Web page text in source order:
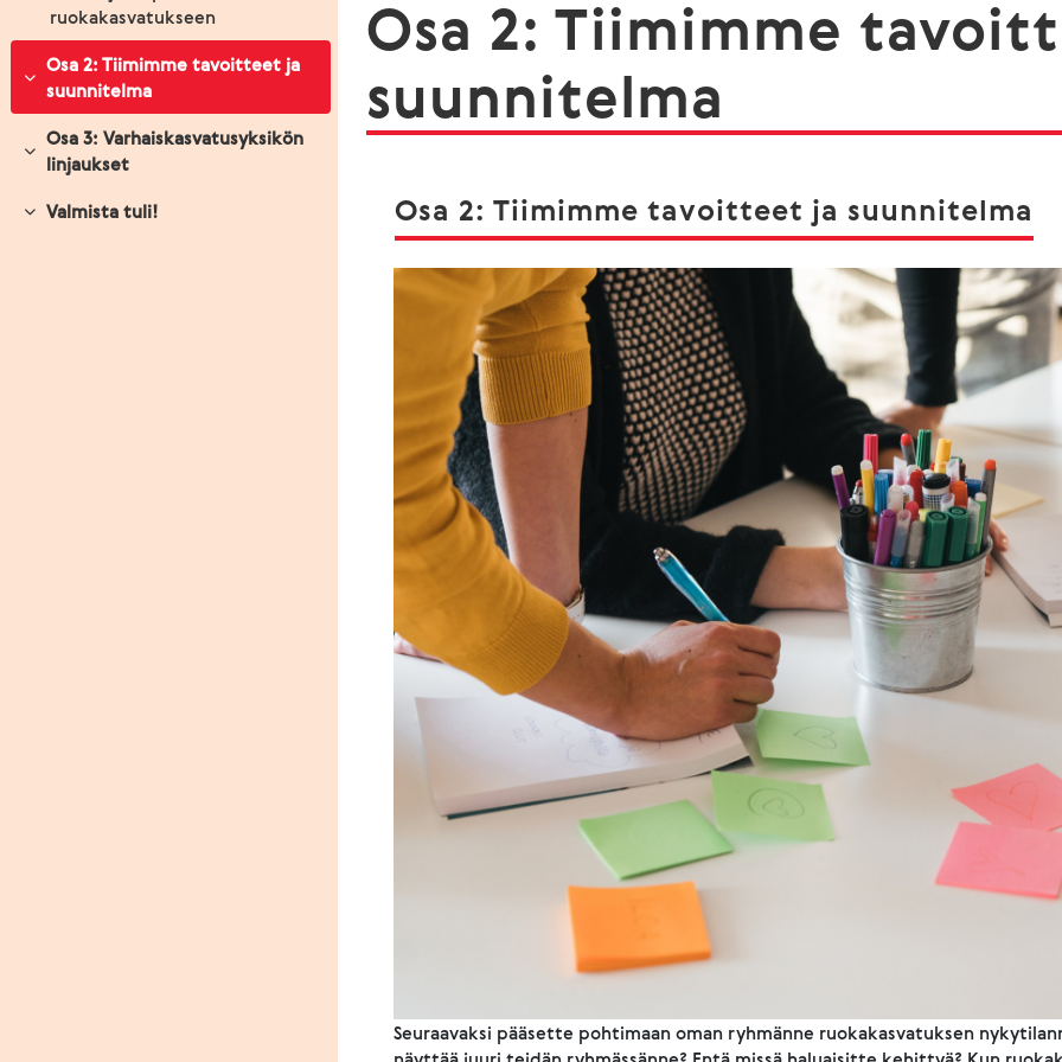
Osa 2: Tiimimme
suunnitelma
Osa 2: Tiimimme tavoitteet ja suunnitelma
Seuraavaksi pääsette pohtimaan oman ryhmänne ruokakasvatuksen
ruokakasvatukseen
Tiivistä
Osa 2: Tiimimme tavoitteet ja
suunnitelma
Tiivistä
Osa 3: Varhaiskasvatusyksikön
linjaukset
Tiivistä
Valmista tuli!